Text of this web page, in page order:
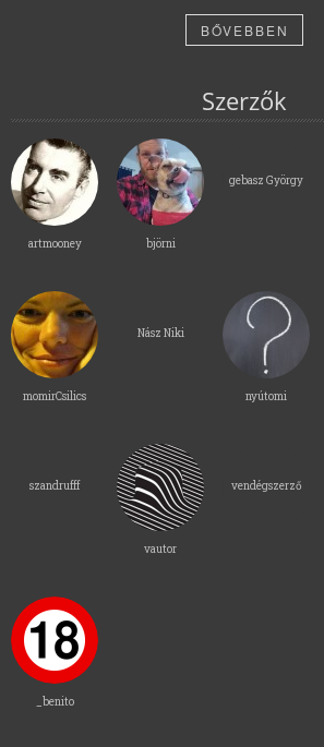
BŐVEBBEN
Szerzők
artmooney björni
gebasz György
momirCsilics
Nász Niki
nyútomi
szandrufff
vautor
vendégszerző
_benito